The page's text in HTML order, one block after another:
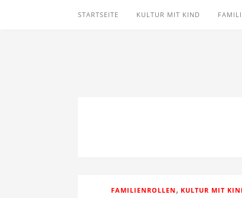
STARTSEITE KULTUR MIT KIND
FAMILIENROLLEN , KULTUR MIT